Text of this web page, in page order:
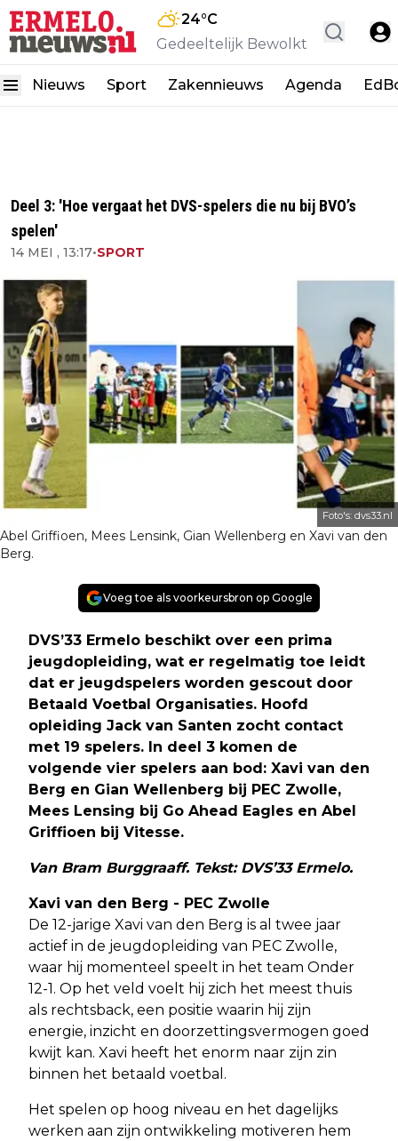
24°C
Gedeeltelijk Bewolkt
Nieuws Sport Zakennieuws Agenda
Deel 3: 'Hoe vergaat het DVS-spelers die nu bij BVO’s
spelen'
14 MEI , 13:17•SPORT
Foto's: dvs33.nl
Abel Griffioen, Mees Lensink, Gian Wellenberg en Xavi van den
Berg.
Voeg toe als voorkeursbron op Google
DVS’33 Ermelo beschikt over een prima
jeugdopleiding, wat er regelmatig toe leidt
dat er jeugdspelers worden gescout door
Betaald Voetbal Organisaties. Hoofd
opleiding Jack van Santen zocht contact
met 19 spelers. In deel 3 komen de
volgende vier spelers aan bod: Xavi van den
Berg en Gian Wellenberg bij PEC Zwolle,
Mees Lensing bij Go Ahead Eagles en Abel
Griffioen bij Vitesse.
Van Bram Burggraaff. Tekst: DVS’33 Ermelo.
Xavi van den Berg - PEC Zwolle
De 12-jarige Xavi van den Berg is al twee jaar
actief in de jeugdopleiding van PEC Zwolle,
waar hij momenteel speelt in het team Onder
12-1. Op het veld voelt hij zich het meest thuis
als rechtsback, een positie waarin hij zijn
energie, inzicht en doorzettingsvermogen goed
kwijt kan. Xavi heeft het enorm naar zijn zin
binnen het betaald voetbal.
Het spelen op hoog niveau en het dagelijks
werken aan zijn ontwikkeling motiveren hem